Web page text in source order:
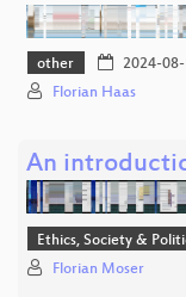
other 2024-
Florian Haas
An
Ethics, Society &
Florian Moser